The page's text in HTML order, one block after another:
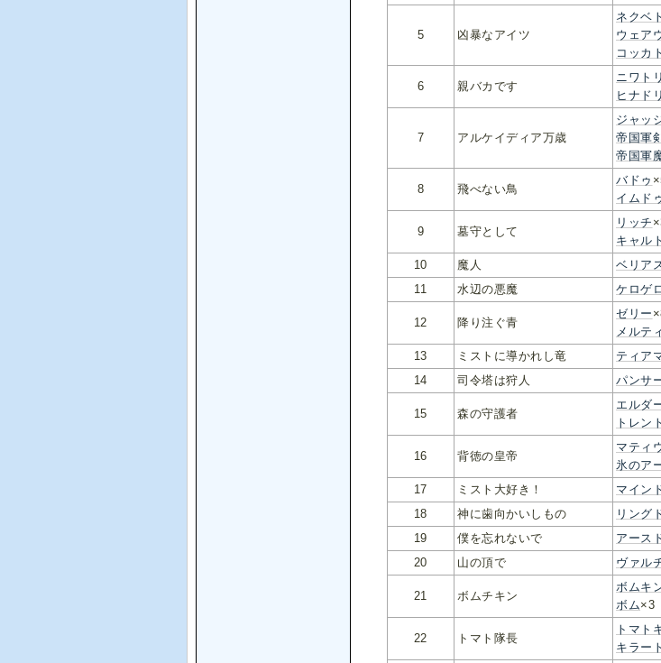
5 凶暴なアイツ
ネクベト
ウェア
コッカ
6 親バカです
ニワト
ヒナド
7 アルケイディア万歳
ジャッ
帝国軍
帝国軍
8 飛べない鳥
バドゥ
イムド
9 墓守として
リッチ
キャル
10
魔人 ベリア
11
水辺の悪魔 ケロゲ
12 降り注ぐ青
ゼリー
メルテ
13
ミストに導かれし竜 ティア
14
司令塔は狩人 パンサ
15 森の守護者
エルダ
トレント
16 背徳の皇帝
マティ
氷のア
17
ミスト大好き！ マイン
18
神に歯向かいしもの リング
19
僕を忘れないで アース
20
山の頂で ヴァル
21 ボムチキン
ボムキ
ボム×3
22 トマト隊長
トマト
キラー